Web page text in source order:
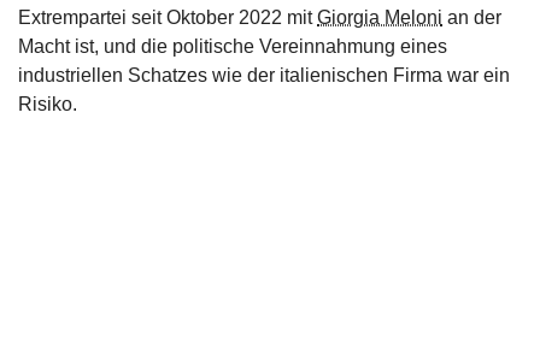
Extrempartei seit Oktober 2022 mitGiorgia Meloni an der
Macht ist, und die politische Vereinnahmung eines
industriellen Schatzes wie der italienischen Firma war ein
Risiko.